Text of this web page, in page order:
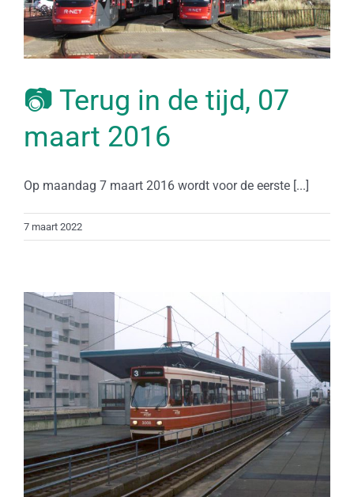
📷 Terug in de tijd, 07
maart 2016
Op maandag 7 maart 2016 wordt voor de eerste [...]
7 maart 2022